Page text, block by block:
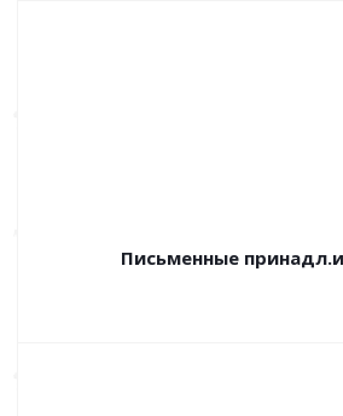
Письменные